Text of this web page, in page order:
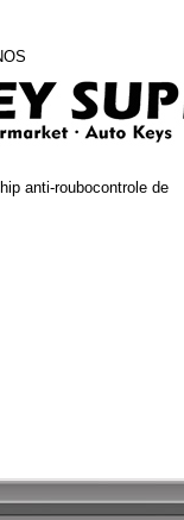
anti-roubocontrole de